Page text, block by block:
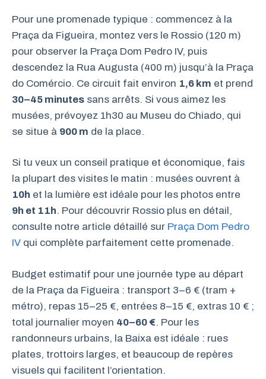
Pour une promenade typique : commencez à la
Praça da Figueira, montez vers le Rossio (120 m)
pour observer la Praça Dom Pedro IV, puis
descendez la Rua Augusta (400 m) jusqu’à la Praça
do Comércio. Ce circuit fait environ 1,6 km et prend
30–45 minutes sans arrêts. Si vous aimez les
musées, prévoyez 1h30 au Museu do Chiado, qui
se situe à 900 m de la place.
Si tu veux un conseil pratique et économique, fais
la plupart des visites le matin : musées ouvrent à
10h et la lumière est idéale pour les photos entre
9h et 11h. Pour découvrir Rossio plus en détail,
consulte notre article détaillé sur Praça Dom Pedro
IV qui complète parfaitement cette promenade.
Budget estimatif pour une journée type au départ
de la Praça da Figueira : transport 3–6 € (tram +
métro), repas 15–25 €, entrées 8–15 €, extras 10 € ;
total journalier moyen 40–60 €. Pour les
randonneurs urbains, la Baixa est idéale : rues
plates, trottoirs larges, et beaucoup de repères
visuels qui facilitent l’orientation.